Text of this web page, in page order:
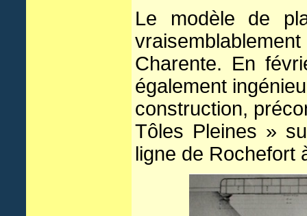
Le modèle de
Charente. En
également
construction,
Tôles Pleines »
ligne de Rochefort